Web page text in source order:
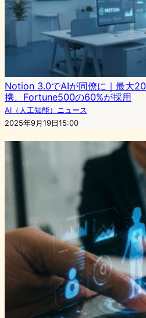
Notion 3.0でAIが同僚に｜最大
携、Fortune500の60%が採用
AI（人工知能）ニュース
2025年9月19日15:00